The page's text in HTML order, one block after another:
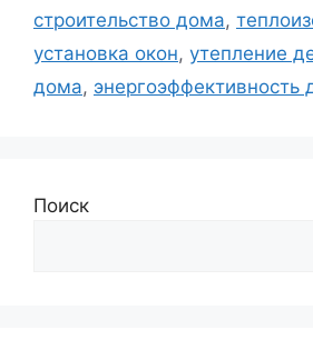
строительство дома,
установка окон, утепление
дома, энергоэффективность
Поиск